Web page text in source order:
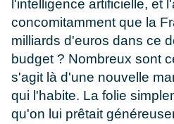
l'intelligence artificielle, et
concomitamment que la
milliards d'euros dans ce
budget ? Nombreux sont
s'agit là d'une nouvelle
qui l'habite. La folie
qu'on lui prêtait